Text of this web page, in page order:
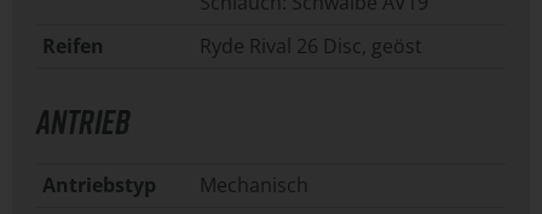
Reifen
Ryde Rival 26 Disc, geöst
ANTRIEB
Antriebstyp
Mechanisch